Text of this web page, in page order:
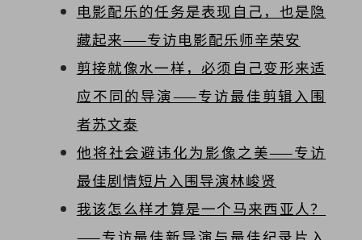
电影配乐的任务是表现自己，也是隐
藏起来——专访电影配乐师辛荣安
剪接就像水一样，必须自己变形来适
应不同的导演——专访最佳剪辑入围
者苏文泰
他将社会避讳化为影像之美——专访
最佳剧情短片入围导演林峻贤
我该怎么样才算是一个马来西亚人？